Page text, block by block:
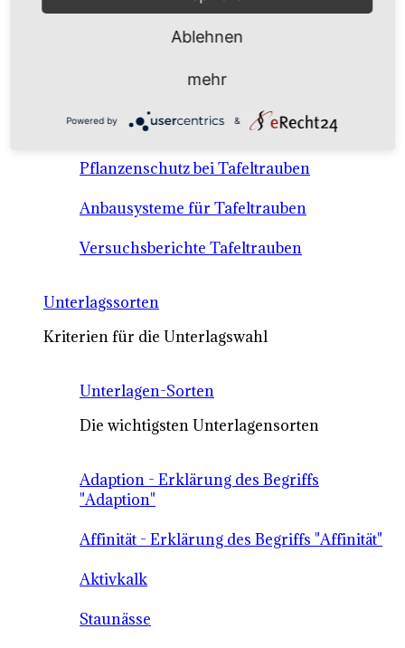
Anbausysteme & Recht
Tafeltrauben A-Z Sortenbeschreibungen
Tafeltraubenanbau - rechtliche
Voraussetzungen
Pflanzenschutz bei Tafeltrauben
Anbausysteme für Tafeltrauben
Versuchsberichte Tafeltrauben
Unterlagssorten
Kriterien für die Unterlagswahl
Unterlagen-Sorten
Die wichtigsten Unterlagensorten
Adaption - Erklärung des Begriffs
"Adaption"
Affinität - Erklärung des Begriffs "Affinität"
Aktivkalk
Staunässe
Ablehnen
mehr
Powered by &